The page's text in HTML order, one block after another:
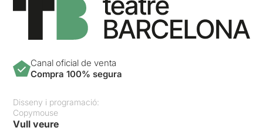
Canal oficial de venta
Compra 100% segura
Disseny i programació:
Copymouse
Vull veure